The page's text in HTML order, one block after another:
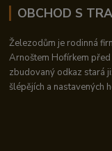
OBCHOD S
Železodům je rodinná
Arnoštem Hofírkem
zbudovaný odkaz stará
šlépějích a nastavených